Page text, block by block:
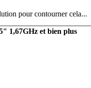
pour contourner cela...
1,67GHz et bien plus